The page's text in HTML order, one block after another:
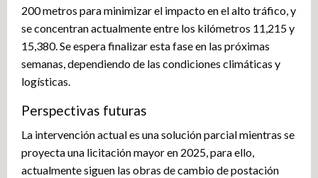
200 metros para minimizar el impacto en el alto tráfico, y
se concentran actualmente entre los kilómetros 11,215 y
15,380. Se espera finalizar esta fase en las próximas
semanas, dependiendo de las condiciones climáticas y
logísticas.
Perspectivas futuras
La intervención actual es una solución parcial mientras se
proyecta una licitación mayor en 2025, para ello,
actualmente siguen las obras de cambio de postación